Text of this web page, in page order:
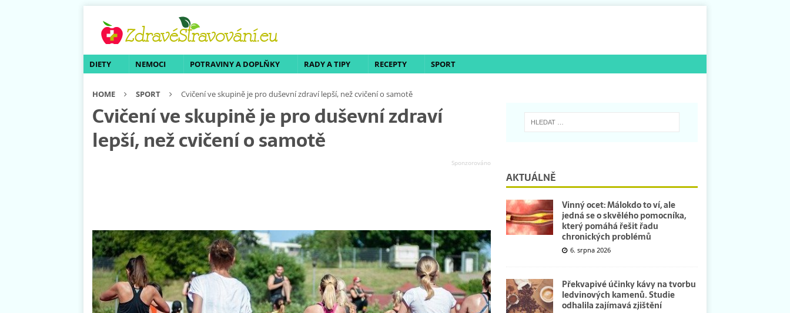
DIETY NEMOCI POTRAVINY A DOPLŇKY RADY A TIPY RECEPTY SPORT
HOME SPORT Cvičení ve skupině je pro duševní zdraví lepší, než cvičení o samotě
Cvičení ve skupině je pro duševní zdraví
lepší, než cvičení o samotě
AKTUÁLNĚ
Vinný ocet: Málokdo to ví, ale
jedná se o skvělého pomocníka,
který pomáhá řešit řadu
chronických problémů
6. srpna 2026
Překvapivé účinky kávy na tvorbu
ledvinových kamenů. Studie
odhalila zajímavá zjištění